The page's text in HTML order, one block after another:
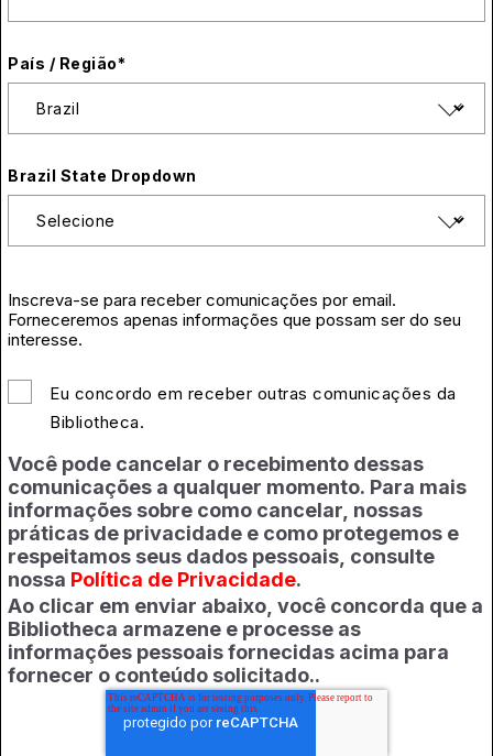
País / Região*
Brazil State Dropdown
Inscreva-se para receber comunicações por email.
Forneceremos apenas informações que possam ser do seu
interesse.
Eu concordo em receber outras comunicações da
Bibliotheca.
Você pode cancelar o recebimento dessas
comunicações a qualquer momento. Para mais
informações sobre como cancelar, nossas
práticas de privacidade e como protegemos e
respeitamos seus dados pessoais, consulte
nossa Política de Privacidade.
Ao clicar em enviar abaixo, você concorda que a
Bibliotheca armazene e processe as
informações pessoais fornecidas acima para
fornecer o conteúdo solicitado..